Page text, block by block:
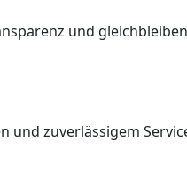
und
und zuverlässigem